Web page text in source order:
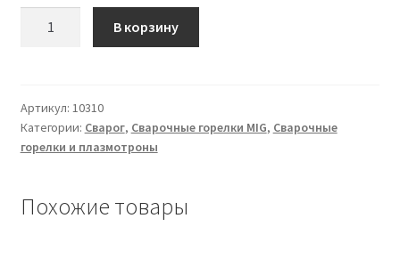
PRO
MS
24,
ICT2699-
В корзину
Артикул: 10310
Категории: Сварог, Сварочные горелки MIG, Сварочные
горелки и плазмотроны
Похожие товары